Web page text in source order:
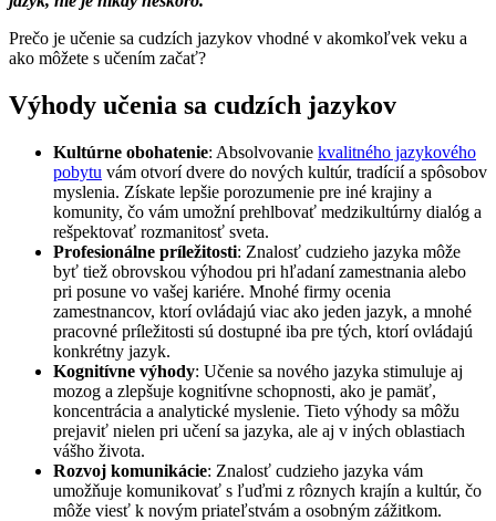
Prečo je učenie sa cudzích jazykov vhodné v akomkoľvek veku a
ako môžete s učením začať?
Výhody učenia sa cudzích jazykov
Kultúrne obohatenie: Absolvovanie kvalitného jazykového
pobytu vám otvorí dvere do nových kultúr, tradícií a spôsobov
myslenia. Získate lepšie porozumenie pre iné krajiny a
komunity, čo vám umožní prehlbovať medzikultúrny dialóg a
rešpektovať rozmanitosť sveta.
Profesionálne príležitosti: Znalosť cudzieho jazyka môže
byť tiež obrovskou výhodou pri hľadaní zamestnania alebo
pri posune vo vašej kariére. Mnohé firmy ocenia
zamestnancov, ktorí ovládajú viac ako jeden jazyk, a mnohé
pracovné príležitosti sú dostupné iba pre tých, ktorí ovládajú
konkrétny jazyk.
Kognitívne výhody: Učenie sa nového jazyka stimuluje aj
mozog a zlepšuje kognitívne schopnosti, ako je pamäť,
koncentrácia a analytické myslenie. Tieto výhody sa môžu
prejaviť nielen pri učení sa jazyka, ale aj v iných oblastiach
vášho života.
Rozvoj komunikácie: Znalosť cudzieho jazyka vám
umožňuje komunikovať s ľuďmi z rôznych krajín a kultúr, čo
môže viesť k novým priateľstvám a osobným zážitkom.